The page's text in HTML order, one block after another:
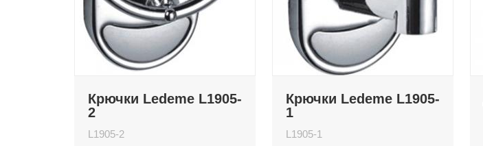
Крючки Ledeme L1905-
2
L1905-2
Крючки Ledeme L1905-
1
L1905-1